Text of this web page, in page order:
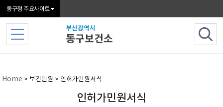
동구청 주요사이트
Home > 보건민원 > 인허가민원서식
인허가민원서식